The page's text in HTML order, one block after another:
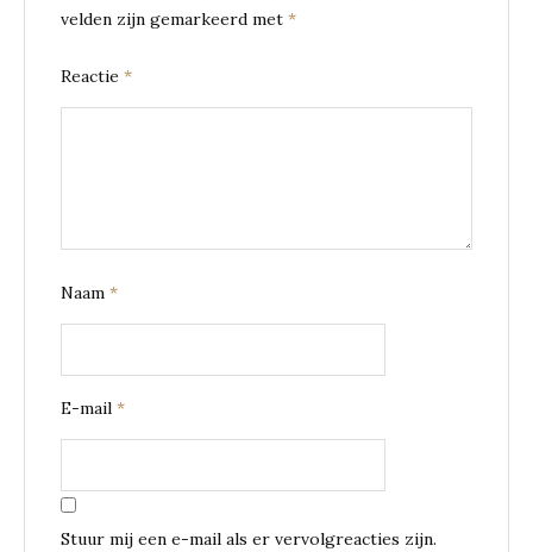
velden zijn gemarkeerd met *
Reactie *
Naam *
E-mail *
Stuur mij een e-mail als er vervolgreacties zijn.